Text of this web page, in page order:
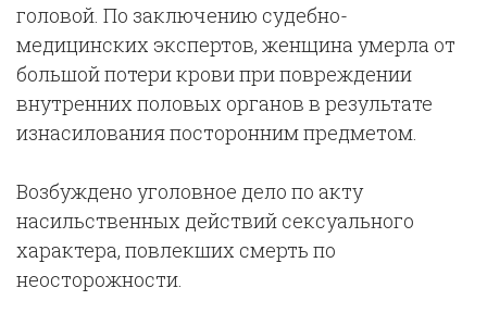
головой. По заключению судебно-
медицинских экспертов, женщина умерла от
большой потери крови при повреждении
внутренних половых органов в результате
изнасилования посторонним предметом.
Возбуждено уголовное дело по акту
насильственных действий сексуального
характера, повлекших смерть по
неосторожности.